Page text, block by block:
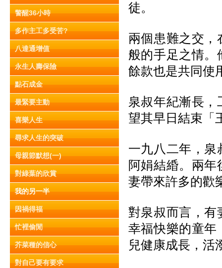
警醒36小時
多作主工多受苦?
八達通增值
永生人壽保險
點石成金
最緊要主動
喜樂人生
尋求人生的突破
母親節默想(一)
對綠葉的欣賞
我的另一半
因禍得福
忙裡偷閒
芥菜種的信心
對自己要有要求
徒。
兩個患難之交，
般的手足之情。
餘款也是共同使
泉叔年紀漸長，
望其早日結束「
一九八二年，泉
阿娟結緍。兩
妻帶來許多的歡
對泉叔而言，有
幸福快樂的童年
兒健康成長，活